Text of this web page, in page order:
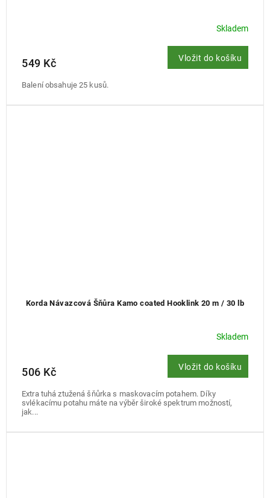
Skladem
549 Kč Vložit do košíku
Balení obsahuje 25 kusů.
Korda Návazcová Šňůra Kamo coated Hooklink 20 m / 30 lb
Skladem
506 Kč Vložit do košíku
Extra tuhá ztužená šňůrka s maskovacím potahem. Díky
svlékacímu potahu máte na výběr široké spektrum možností,
jak...